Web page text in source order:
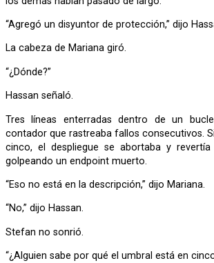
“Agregó un disyuntor de protección,” dijo
La cabeza de Mariana giró.
“¿Dónde?”
Hassan señaló.
Tres líneas enterradas dentro de un bucle de reintentos. Un
contador que rastreaba fallos consecutivos.
cinco, el despliegue se abortaba y
golpeando un endpoint muerto.
“Eso no está en la descripción,” dijo Mariana.
“No,” dijo Hassan.
Stefan no sonrió.
“¿Alguien sabe por qué el umbral está en